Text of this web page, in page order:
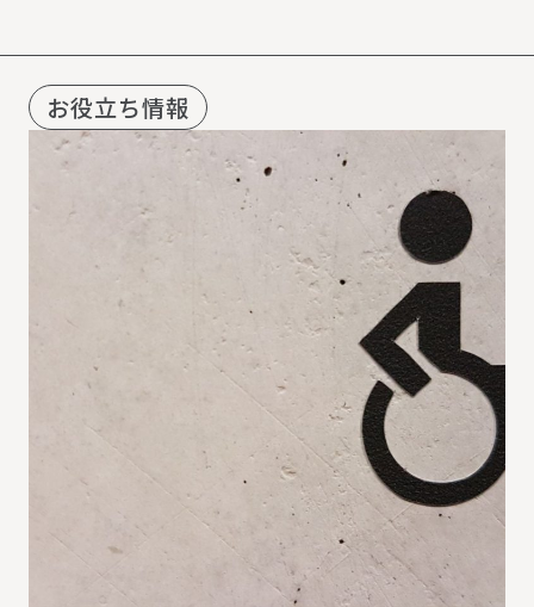
お役立ち情報